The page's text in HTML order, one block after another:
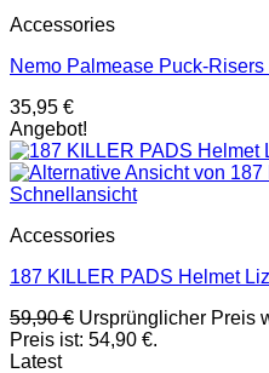
Accessories
Nemo Palmease Puck-
35,95 €
Angebot!
Schnellansicht
Accessories
187 KILLER PADS Helmet
59,90€ Ursprünglicher Preis
Preis ist: 54,90 €.
Latest